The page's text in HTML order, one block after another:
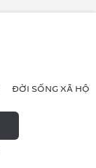
ĐỜI SỐNG XÃ HỘI